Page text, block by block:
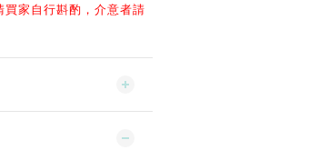
買家自行斟酌， 介意者請